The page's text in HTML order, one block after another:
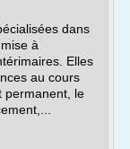
dans
à
Elles
au cours
permanent, le